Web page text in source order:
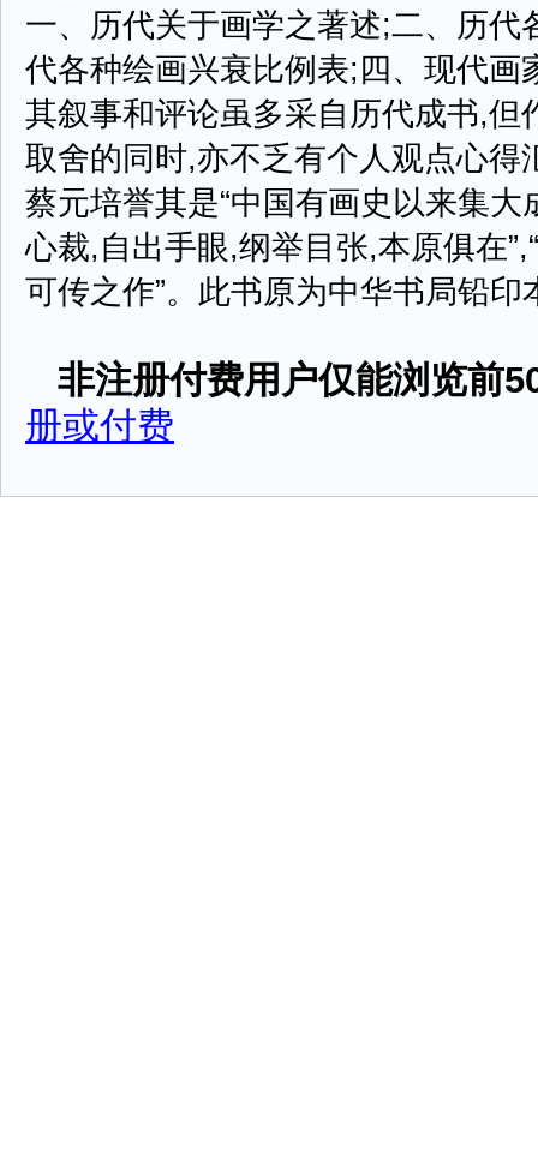
一、历代关于画学之著述;二、历代
代各种绘画兴衰比例表;四、现代画
其叙事和评论虽多采自历代成书,但
取舍的同时,亦不乏有个人观点心得
蔡元培誉其是“中国有画史以来集大
心裁,自出手眼,纲举目张,本原俱在
可传之作”。此书原为中华书局铅印
非注册付费用户仅能浏览前
册或付费